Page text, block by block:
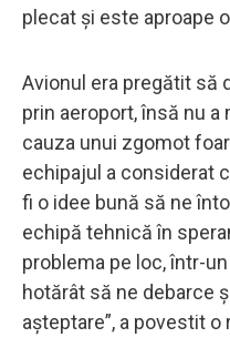
plecat și este aproape
Avionul era pregătit să
prin aeroport, însă nu
cauza unui zgomot
echipajul a considerat
fi o idee bună să ne
echipă tehnică în
problema pe loc, într-
hotărât să ne debarce
așteptare”, a povestit o